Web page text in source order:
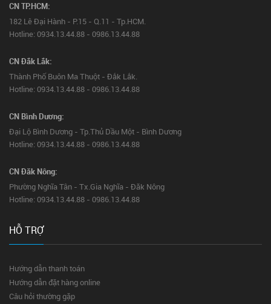
CN TP.HCM:
182 Lê Đại Hành - P.15 - Q.11 - Tp.HCM.
Hotline: 0934.13.44.88 - 0986.13.44.88
CN Đắk Lắk:
Thành Phố Buôn Ma Thuột - Đắk Lắk.
Hotline: 0934.13.44.88 - 0986.13.44.88
CN Bình Dương:
Đại Lộ Bình Dương - Tp.Thủ Dầu Một - Bình Dương
Hotline: 0934.13.44.88 - 0986.13.44.88
CN Đăk Nông:
Phường Nghĩa Tân - Tx.Gia Nghĩa - Đăk Nông
Hotline: 0934.13.44.88 - 0986.13.44.88
HỖ TRỢ
Hướng dẫn thanh toán
Hướng dẫn đặt hàng online
Câu hỏi thường gặp